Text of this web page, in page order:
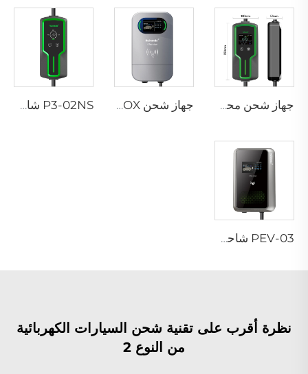
جهاز شحن محمول P3-02 لمركبات EV جهاز شحن PEV-02 AC EV WALLBOX P3-02NS شاحن محمول لسيارات EV
PEV-03 شاحن AC EV WALLBOX
نظرة أقرب على تقنية شحن السيارات الكهربائية
من النوع 2